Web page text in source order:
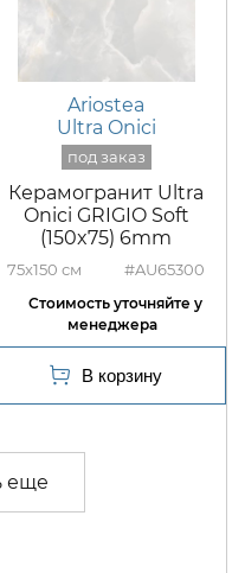
Ariostea
Ultra Onici
Керамогранит Ultra
Onici GRIGIO Soft
(150x75) 6mm
75x150 #AU65300